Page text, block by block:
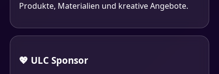
Produkte, Materialien und kreative Angebote.
💖 ULC Sponsor